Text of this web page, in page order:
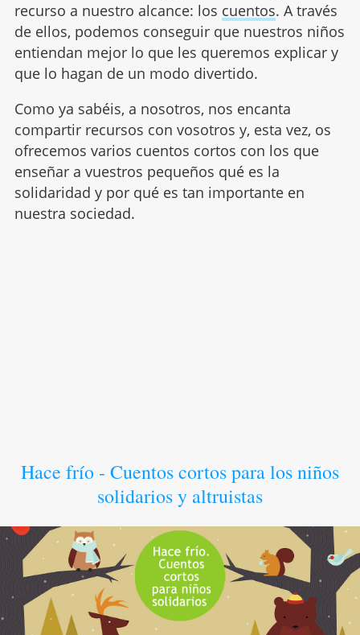
recurso a nuestro alcance: los cuentos. A través
de ellos, podemos conseguir que nuestros niños
entiendan mejor lo que les queremos explicar y
que lo hagan de un modo divertido.
Como ya sabéis, a nosotros, nos encanta
compartir recursos con vosotros y, esta vez, os
ofrecemos varios cuentos cortos con los que
enseñar a vuestros pequeños qué es la
solidaridad y por qué es tan importante en
nuestra sociedad.
Hace frío - Cuentos cortos para los niños
solidarios y altruistas